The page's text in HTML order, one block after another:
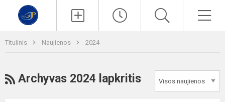
Titulinis Naujienos 2024
RSS
Archyvas 2024 lapkritis